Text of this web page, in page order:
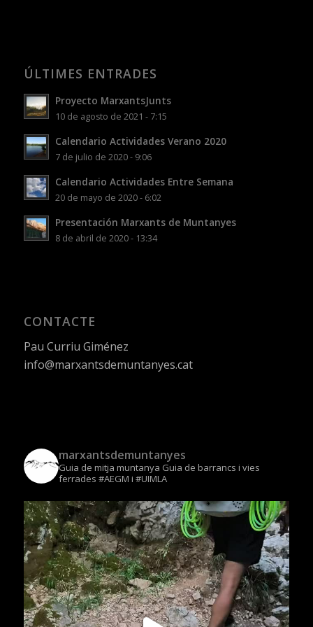
ÚLTIMES ENTRADES
Proyecto MarxantsJunts
10 de agosto de 2021 - 7:15
Calendario Actividades Verano 2020
7 de julio de 2020 - 9:06
Calendario Actividades Entre Semana
20 de mayo de 2020 - 6:02
Presentación Marxants de Muntanyes
8 de abril de 2020 - 13:34
CONTACTE
Pau Curriu Giménez
info@marxantsdemuntanyes.cat
marxantsdemuntanyes
Guia de mitja muntanya Guia de barrancs i vies
ferrades #AEGM i #UIMLA